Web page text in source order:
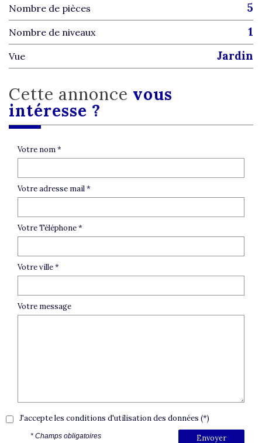
Nombre de pièces 5
Nombre de niveaux 1
Vue jardin
cette annonce vous
intéresse ?
Votre nom *
Votre adresse mail *
Votre Téléphone *
Votre ville *
Votre message
J'accepte les conditions d'utilisation des données (*)
Envoyer
* Champs obligatoires